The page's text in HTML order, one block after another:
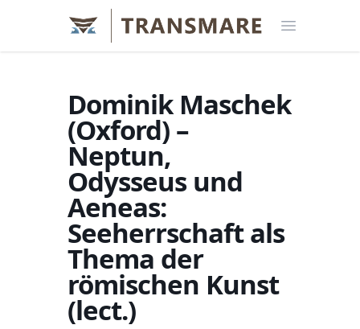
Open menu
Dominik Maschek
(Oxford) –
Neptun,
Odysseus und
Aeneas:
Seeherrschaft als
Thema der
römischen Kunst
(lect.)